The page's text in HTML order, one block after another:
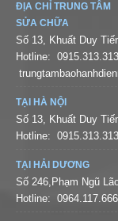
ĐỊA CHỈ TRUNG TÂM
SỬA CHỮA
Số 13, Khuất Duy
Hotline: 0915.313.313
TẠI HÀ NỘI
Số 13, Khuất Duy
Hotline: 0915.313.313
TẠI HẢI DƯƠNG
Số 246,Phạm Ngũ
Hotline: 0964.117.666